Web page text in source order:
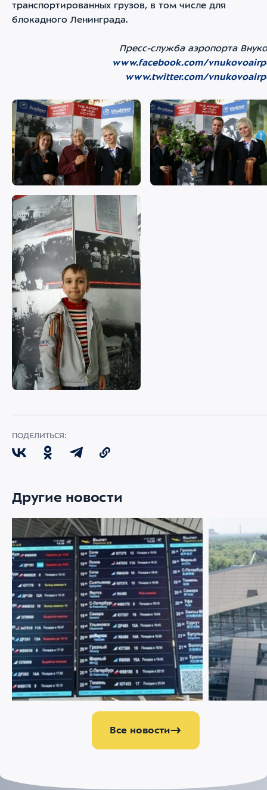
транспортированных грузов, в том числе для
блокадного Ленинграда.
Пресс-служба аэропорта
www.facebook.com/
www.twitter.com/
ПОДЕЛИТЬСЯ:
Другие новости
22 ИЮЛЯ 2026 1973
Меняемся ради комфорта пассажиров
21 ИЮЛЯ 2026
Аэропорт
партнером
Все новости